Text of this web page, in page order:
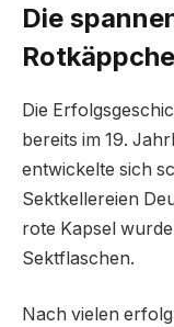
Die
Die
bereits im 19.
entwickelte sich
Sektkellereien
rote Kapsel
Sektflaschen.
Nach vielen